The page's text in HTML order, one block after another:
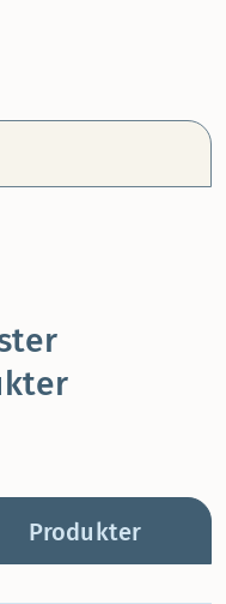
Produkter